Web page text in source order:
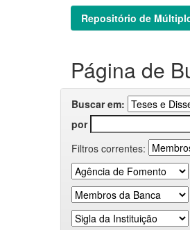
Repositório de
Página de
Buscar em:
por
Filtros correntes: